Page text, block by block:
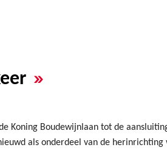
»
Koning Boudewijnlaan tot de
als onderdeel van de herinrichting